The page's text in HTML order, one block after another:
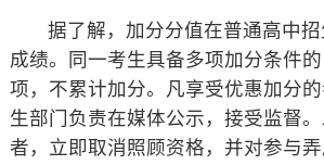
据了解，加分分值在普通高中招
成绩。同一考生具备多项加分条件
项，不累计加分。凡享受优惠加分
生部门负责在媒体公示，接受监督
者，立即取消照顾资格，并对参与